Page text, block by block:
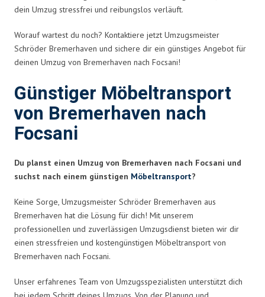
dein Umzug stressfrei und reibungslos verläuft.
Worauf wartest du noch? Kontaktiere jetzt Umzugsmeister
Schröder Bremerhaven und sichere dir ein günstiges Angebot für
deinen Umzug von Bremerhaven nach Focsani!
Günstiger Möbeltransport
von Bremerhaven nach
Focsani
Du planst einen Umzug von Bremerhaven nach Focsani und
suchst nach einem günstigen Möbeltransport?
Keine Sorge, Umzugsmeister Schröder Bremerhaven aus
Bremerhaven hat die Lösung für dich! Mit unserem
professionellen und zuverlässigen Umzugsdienst bieten wir dir
einen stressfreien und kostengünstigen Möbeltransport von
Bremerhaven nach Focsani.
Unser erfahrenes Team von Umzugsspezialisten unterstützt dich